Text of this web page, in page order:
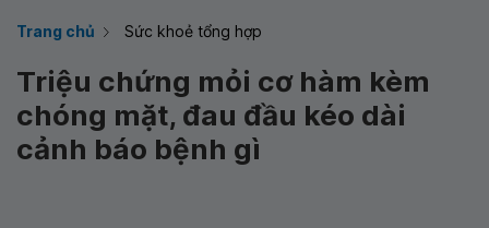
Trang chủ Sức khoẻ tổng hợp
Triệu chứng mỏi cơ hàm kèm
chóng mặt, đau đầu kéo dài
cảnh báo bệnh gì